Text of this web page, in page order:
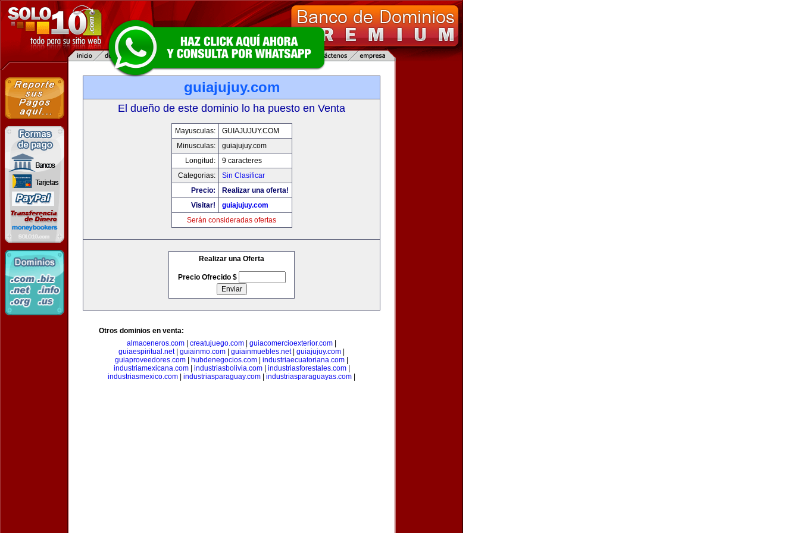
guiajujuy.com
El dueño de este dominio lo ha puesto en Venta
Mayusculas:
GUIAJUJUY.COM
Minusculas:
guiajujuy.com
Longitud:
9 caracteres
Categorias:
Sin Clasificar
Precio:
Realizar una oferta!
Visitar!
guiajujuy.com
Serán consideradas ofertas
Realizar una Oferta
Precio Ofrecido $
Otros dominios en venta:
almaceneros.com
creatujuego.com guiacomercioexterior.com
guiaespiritual.net| guiainmo.com guiainmuebles.net| guiajujuy.com
guiaproveedores.com
hubdenegocios.com industriaecuatoriana.com
industriamexicana.com| industriasbolivia.com| industriasforestales.com|
industriasmexico.com
industriasparaguay.com industriasparaguayas.com